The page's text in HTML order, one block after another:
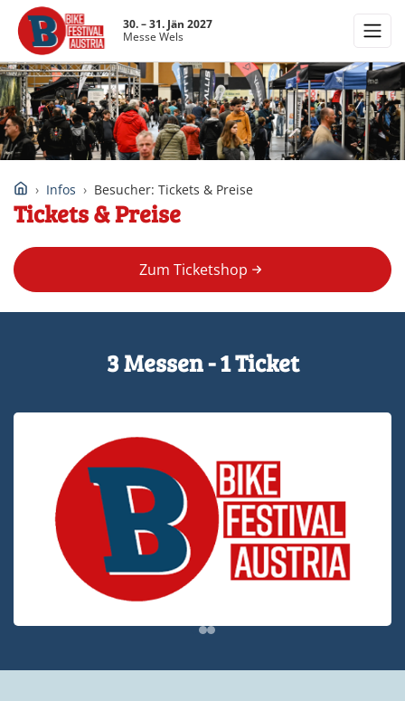
30. – 31. Jän 2027
Messe Wels
Infos Besucher: Tickets & Preise
Tickets & Preise
Zum Ticketshop
3 Messen - 1 Ticket
Bike Festival